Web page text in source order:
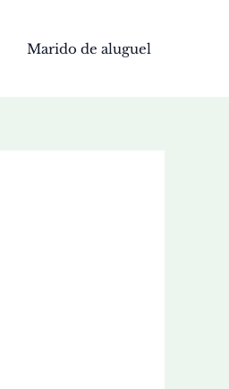
Marido de aluguel